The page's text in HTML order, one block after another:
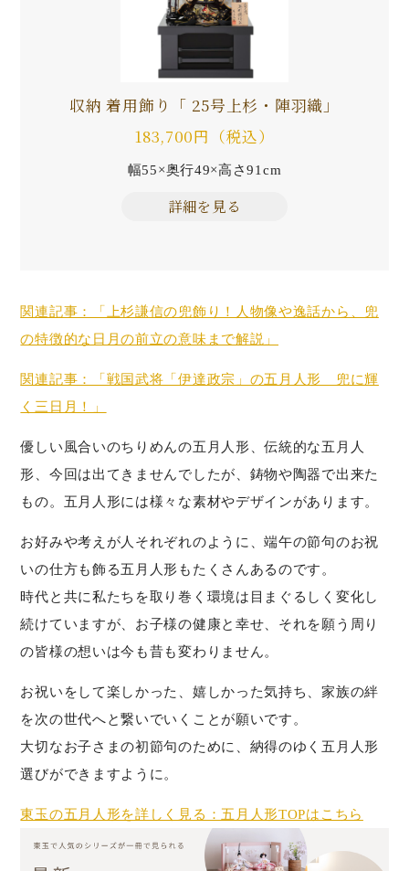
収納 着用飾り「 25号上杉・陣羽織」
183,700円（税込）
幅55×奥行49×高さ91cm
詳細を見る
関連記事：「上杉謙信の兜飾り！人物像や逸話から、兜
の特徴的な日月の前立の意味まで解説」
関連記事：「戦国武将「伊達政宗」の五月人形 兜に輝
く三日月！」
優しい風合いのちりめんの五月人形、伝統的な五月人
形、今回は出てきませんでしたが、鋳物や陶器で出来た
もの。五月人形には様々な素材やデザインがあります。
お好みや考えが人それぞれのように、端午の節句のお祝
いの仕方も飾る五月人形もたくさんあるのです。
時代と共に私たちを取り巻く環境は目まぐるしく変化し
続けていますが、お子様の健康と幸せ、それを願う周り
の皆様の想いは今も昔も変わりません。
お祝いをして楽しかった、嬉しかった気持ち、家族の絆
を次の世代へと繋いでいくことが願いです。
大切なお子さまの初節句のために、納得のゆく五月人形
選びができますように。
東玉の五月人形を詳しく見る：五月人形TOPはこちら